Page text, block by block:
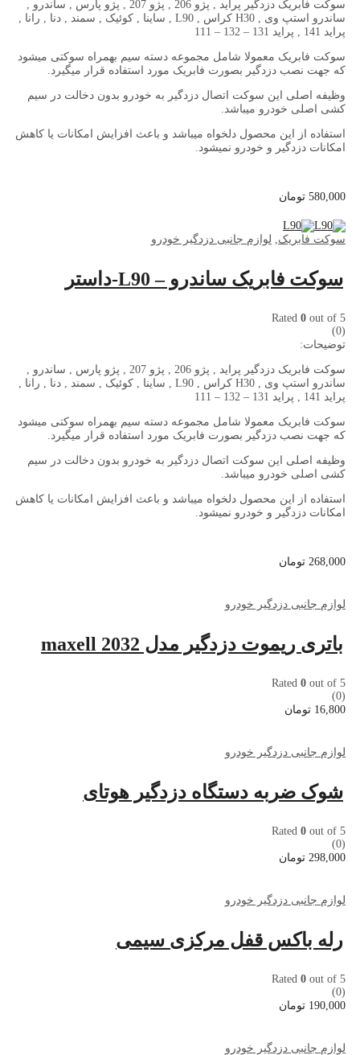
سوکت فابریک دزدگیر پراید , پژو 206 , پژو 207 , پژو پارس , ساندرو ,
ساندرو استپ وی , H30 کراس , L90 , ساینا , کوئیک , سمند , دنا , رانا ,
پراید 141 , پراید 131 – 132 – 111
سوکت فابریک معمولا شامل مجموعه دسته سیم بهمراه سوکتی میشود
که جهت نصب دزدگیر بصورت فابریک مورد استفاده قرار میگیرد.
وظیفه اصلی این سوکت اتصال دزدگیر به خودرو بدون دخالت در سیم
کشی اصلی خودرو میباشد.
استفاده از این محصول دلخواه میباشد و باعث افزایش امکانات یا کاهش
امکانات دزدگیر و خودرو نمیشود.
580,000 تومان
سوکت فابریک, لوازم جانبی دزدگیر خودرو
سوکت فابریک ساندرو – L90-داستر
Rated 0 out of 5
(0)
توضیحات:
سوکت فابریک دزدگیر پراید , پژو 206 , پژو 207 , پژو پارس , ساندرو ,
ساندرو استپ وی , H30 کراس , L90 , ساینا , کوئیک , سمند , دنا , رانا ,
پراید 141 , پراید 131 – 132 – 111
سوکت فابریک معمولا شامل مجموعه دسته سیم بهمراه سوکتی میشود
که جهت نصب دزدگیر بصورت فابریک مورد استفاده قرار میگیرد.
وظیفه اصلی این سوکت اتصال دزدگیر به خودرو بدون دخالت در سیم
کشی اصلی خودرو میباشد.
استفاده از این محصول دلخواه میباشد و باعث افزایش امکانات یا کاهش
امکانات دزدگیر و خودرو نمیشود.
268,000 تومان
لوازم جانبی دزدگیر خودرو
باتری ریموت دزدگیر مدل 2032 maxell
Rated 0 out of 5
(0)
16,800 تومان
لوازم جانبی دزدگیر خودرو
شوک ضربه دستگاه دزدگیر هوتای
Rated 0 out of 5
(0)
298,000 تومان
لوازم جانبی دزدگیر خودرو
رله باکس قفل مرکزی سیمی
Rated 0 out of 5
(0)
190,000 تومان
لوازم جانبی دزدگیر خودرو